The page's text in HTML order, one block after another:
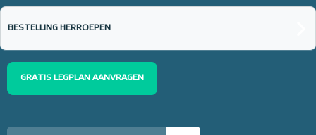
BESTELLING HERROEPEN
GRATIS LEGPLAN AANVRAGEN